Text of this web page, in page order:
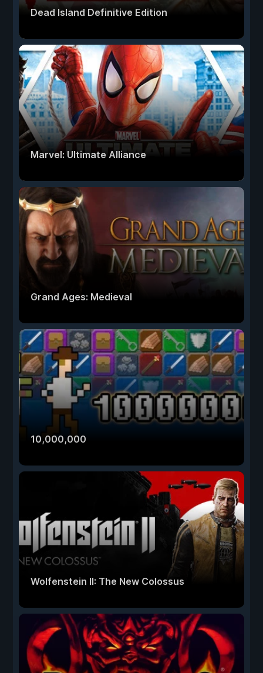
Dead Island Definitive Edition
Marvel: Ultimate Alliance
Grand Ages: Medieval
10,000,000
Wolfenstein II: The New Colossus